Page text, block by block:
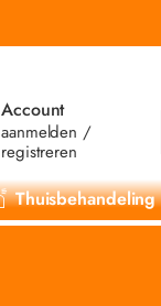
Account
aanmelden /
registreren
Thuisbehandeling